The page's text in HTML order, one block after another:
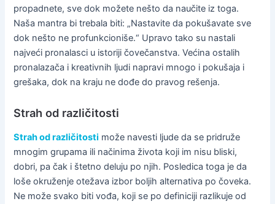
propadnete, sve dok možete nešto da naučite iz toga.
Naša mantra bi trebala biti: „Nastavite da pokušavate sve
dok nešto ne profunkcioniše.“ Upravo tako su nastali
najveći pronalasci u istoriji čovečanstva. Većina ostalih
pronalazača i kreativnih ljudi napravi mnogo i pokušaja i
grešaka, dok na kraju ne dođe do pravog rešenja.
Strah od različitosti
Strah od različitosti može navesti ljude da se pridruže
mnogim grupama ili načinima života koji im nisu bliski,
dobri, pa čak i štetno deluju po njih. Posledica toga je da
loše okruženje otežava izbor boljih alternativa po čoveka.
Ne može svako biti vođa, koji se po definiciji razlikuje od